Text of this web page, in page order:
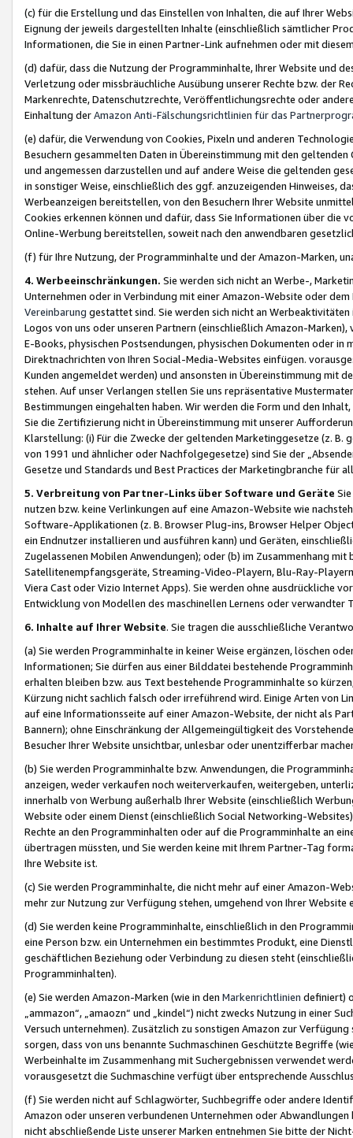
(c) für die Erstellung und das Einstellen von Inhalten, die auf Ihrer
Eignung der jeweils dargestellten Inhalte (einschließlich sämtlicher
Informationen, die Sie in einen Partner-Link aufnehmen oder mit
(d) dafür, dass die Nutzung der Programminhalte, Ihrer Website und
Verletzung oder missbräuchliche Ausübung unserer Rechte bzw. der
Markenrechte, Datenschutzrechte, Veröffentlichungsrechte oder
Einhaltung derAmazon Anti-Fälschungsrichtlinien für das
(e) dafür, die Verwendung von Cookies, Pixeln und anderen
Besuchern gesammelten Daten in Übereinstimmung mit den
und angemessen darzustellen und auf andere Weise die geltenden
in sonstiger Weise, einschließlich des ggf. anzuzeigenden Hinweises,
Werbeanzeigen bereitstellen, von den Besuchern Ihrer Website
Cookies erkennen können und dafür, dass Sie Informationen über die
Online-Werbung bereitstellen, soweit nach den anwendbaren
(f) für Ihre Nutzung, der Programminhalte und der Amazon-Marken,
4. Werbeeinschränkungen. Sie werden sich nicht an Werbe-,
Unternehmen oder in Verbindung mit einer Amazon-Website oder
Vereinbarung gestattet sind. Sie werden sich nicht an
Logos von uns oder unseren Partnern (einschließlich Amazon-
E-Books, physischen Postsendungen, physischen Dokumenten oder in
Direktnachrichten von Ihren Social-Media-Websites einfügen.
Kunden angemeldet werden) und ansonsten in Übereinstimmung mit
stehen. Auf unser Verlangen stellen Sie uns repräsentative
Bestimmungen eingehalten haben. Wir werden die Form und den
Sie die Zertifizierung nicht in Übereinstimmung mit unserer
Klarstellung: (i) Für die Zwecke der geltenden Marketinggesetze (z. B.
von 1991 und ähnlicher oder Nachfolgegesetze) sind Sie der
Gesetze und Standards und Best Practices der Marketingbranche für
5. Verbreitung von Partner-Links über Software und Geräte
nutzen bzw. keine Verlinkungen auf eine Amazon-Website wie
Software-Applikationen (z. B. Browser Plug-ins, Browser Helper
ein Endnutzer installieren und ausführen kann) und Geräten,
Zugelassenen Mobilen Anwendungen); oder (b) im Zusammenhang
Satellitenempfangsgeräte, Streaming-Video-Playern, Blu-Ray-
Viera Cast oder Vizio Internet Apps). Sie werden ohne ausdrückliche
Entwicklung von Modellen des maschinellen Lernens oder
6. Inhalte auf Ihrer Website. Sie tragen die ausschließliche
(a) Sie werden Programminhalte in keiner Weise ergänzen, löschen
Informationen; Sie dürfen aus einer Bilddatei bestehende
erhalten bleiben bzw. aus Text bestehende Programminhalte so
Kürzung nicht sachlich falsch oder irreführend wird. Einige Arten von
auf eine Informationsseite auf einer Amazon-Website, der nicht als
Bannern); ohne Einschränkung der Allgemeingültigkeit des
Besucher Ihrer Website unsichtbar, unlesbar oder unentzifferbar
(b) Sie werden Programminhalte bzw. Anwendungen, die
anzeigen, weder verkaufen noch weiterverkaufen, weitergeben,
innerhalb von Werbung außerhalb Ihrer Website (einschließlich
Website oder einem Dienst (einschließlich Social Networking-
Rechte an den Programminhalten oder auf die Programminhalte an
übertragen müssten, und Sie werden keine mit Ihrem Partner-Tag
Ihre Website ist.
(c) Sie werden Programminhalte, die nicht mehr auf einer Amazon-
mehr zur Nutzung zur Verfügung stehen, umgehend von Ihrer
(d) Sie werden keine Programminhalte, einschließlich in den
eine Person bzw. ein Unternehmen ein bestimmtes Produkt, eine
geschäftlichen Beziehung oder Verbindung zu diesen steht
Programminhalten).
(e) Sie werden Amazon-Marken (wie in den Markenrichtlinien definiert)
„ammazon“, „amaozn“ und „kindel“) nicht zwecks Nutzung in einer
Versuch unternehmen). Zusätzlich zu sonstigen Amazon zur
sorgen, dass von uns benannte Suchmaschinen Geschützte Begriffe
Werbeinhalte im Zusammenhang mit Suchergebnissen verwendet
vorausgesetzt die Suchmaschine verfügt über entsprechende
(f) Sie werden nicht auf Schlagwörter, Suchbegriffe oder andere
Amazon oder unseren verbundenen Unternehmen oder
nicht abschließende Liste unserer Marken entnehmen Sie bitte der